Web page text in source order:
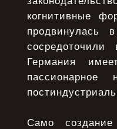
когнитивные
продвинулась
Германия
Само